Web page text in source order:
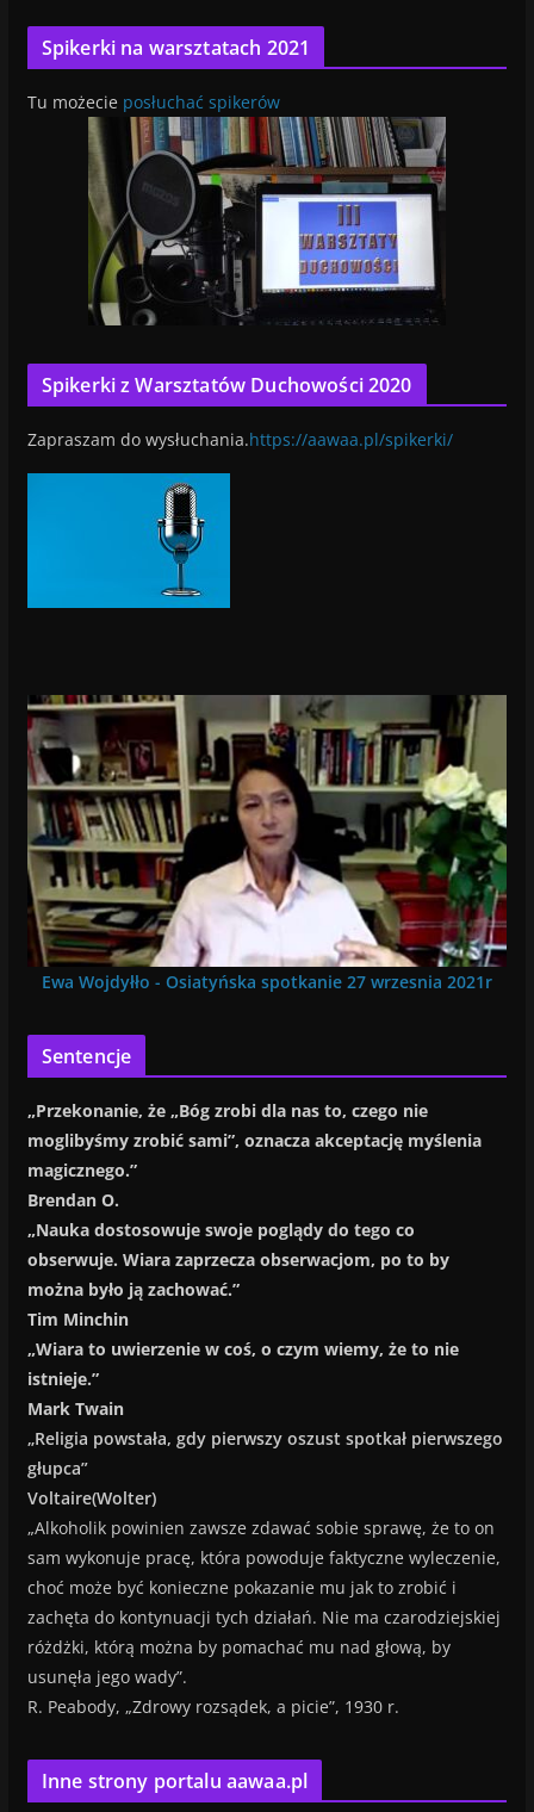
Spikerki na warsztatach 2021
Tu możecie posłuchać spikerów
Spikerki z Warsztatów Duchowości 2020
Zapraszam do wysłuchania.https://aawaa.pl/spikerki/
Ewa Wojdyłło - Osiatyńska spotkanie 27 wrzesnia 2021r
Sentencje
„Przekonanie, że „Bóg zrobi dla nas to, czego nie
moglibyśmy zrobić sami”, oznacza akceptację myślenia
magicznego.”
Brendan O.
„Nauka dostosowuje swoje poglądy do tego co
obserwuje. Wiara zaprzecza obserwacjom, po to by
można było ją zachować.”
Tim Minchin
„Wiara to uwierzenie w coś, o czym wiemy, że to nie
istnieje.”
Mark Twain
„Religia powstała, gdy pierwszy oszust spotkał pierwszego
głupca”
Voltaire(Wolter)
„Alkoholik powinien zawsze zdawać sobie sprawę, że to on
sam wykonuje pracę, która powoduje faktyczne wyleczenie,
choć może być konieczne pokazanie mu jak to zrobić i
zachęta do kontynuacji tych działań. Nie ma czarodziejskiej
różdżki, którą można by pomachać mu nad głową, by
usunęła jego wady”.
R. Peabody, „Zdrowy rozsądek, a picie”, 1930 r.
Inne strony portalu aawaa.pl